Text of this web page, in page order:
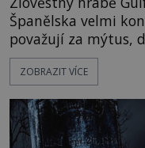
Španělska velmi
považují za mýtus,
postavu. Jaké
je považován za
muslimskými vojsky
bylo v armádě
ZOBRAZIT VÍCE